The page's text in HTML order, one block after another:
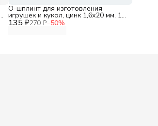
135 ₽270 ₽−50%
О-шплинт для изготовления
игрушек и кукол, цинк 1,6х20 мм, 10
шт, Айрис